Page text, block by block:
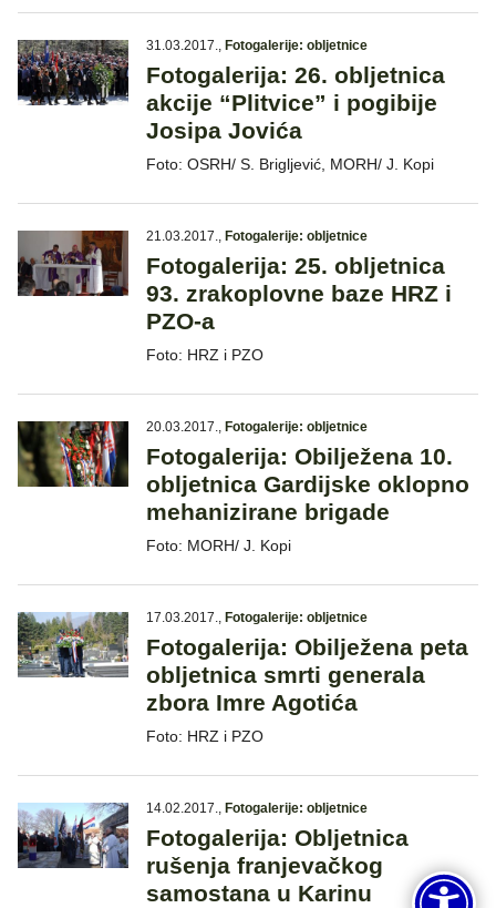
31.03.2017., Fotogalerije: obljetnice
Fotogalerija: 26. obljetnica
akcije “Plitvice” i pogibije
Josipa Jovića
Foto: OSRH/ S. Brigljević, MORH/ J. Kopi
21.03.2017., Fotogalerije: obljetnice
Fotogalerija: 25. obljetnica
93. zrakoplovne baze HRZ i
PZO-a
Foto: HRZ i PZO
20.03.2017., Fotogalerije: obljetnice
Fotogalerija: Obilježena 10.
obljetnica Gardijske oklopno
mehanizirane brigade
Foto: MORH/ J. Kopi
17.03.2017., Fotogalerije: obljetnice
Fotogalerija: Obilježena peta
obljetnica smrti generala
zbora Imre Agotića
Foto: HRZ i PZO
14.02.2017., Fotogalerije: obljetnice
Fotogalerija: Obljetnica
rušenja franjevačkog
samostana u Karinu